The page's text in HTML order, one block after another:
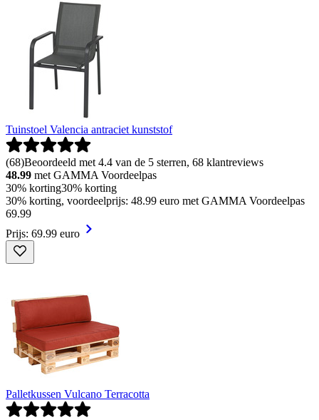
Tuinstoel Valencia antraciet kunststof
(68)Beoordeeld met 4.4 van de 5 sterren, 68 klantreviews
48.99 met GAMMA Voordeelpas
30% korting30% korting
30% korting, voordeelprijs: 48.99 euro met GAMMA Voordeelpas
69.99
Prijs: 69.99 euro
Palletkussen Vulcano Terracotta